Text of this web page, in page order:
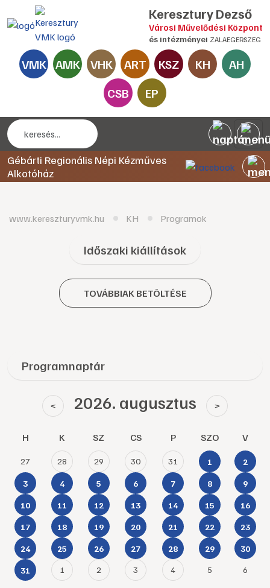
Keresztury Dezső
Városi Művelődési Központ
és intézményei ZALAEGERSZEG
VMK AMK VHK ART KSZ KH
AH
CSB
EP
Gébárti Regionális Népi Kézműves
Alkotóház
www.kereszturyvmk.hu KH Programok
Időszaki kiállítások
TOVÁBBIAK BETÖLTÉSE
Programnaptár
< 2026. augusztus >
H K SZ CS P SZO V
27 28 29 30 31 1 2
3 4 5 6 7 8 9
10 11 12 13 14 15 16
17 18 19 20 21 22 23
24 25 26 27 28 29 30
31 1 2 3 4 5 6